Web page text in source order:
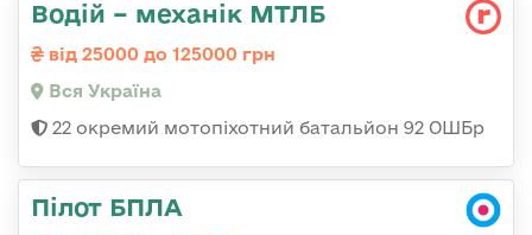
Водій – механік МТЛБ
від 25000 до 125000 грн
Вся Україна
22 окремий мотопіхотний батальйон 92 ОШБр
Пілот БПЛА